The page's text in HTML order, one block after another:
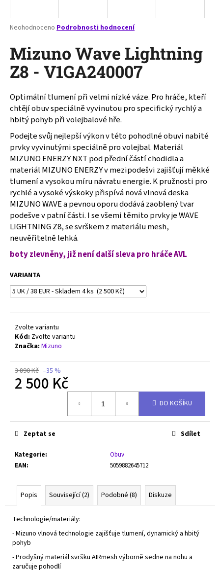
Průměrné
produktu
je
0,0
z
hvězdiček.
Neohodnoceno Podrobnosti hodnocení
Mizuno Wave Lightning
Z8 - V1GA240007
Optimální tlumení při velmi nízké váze. Pro hráče, kteří
chtějí obuv speciálně vyvinutou pro specifický rychlý a
hbitý pohyb při volejbalové hře.
Podejte svůj nejlepší výkon v této pohodlné obuvi nabité
prvky vyvinutými speciálně pro volejbal. Materiál
MIZUNO ENERZY NXT pod přední částí chodidla a
materiál MIZUNO ENERZY v mezipodešvi zajišťují měkké
tlumení a vysokou míru návratu energie. K pružnosti pro
rychlé a vysoké výskoky přispívá nová vlnová deska
MIZUNO WAVE a pevnou oporu dodává zaoblený tvar
podešve v patní části. I se všemi těmito prvky je WAVE
LIGHTNING Z8, se svrškem z materiálu mesh,
neuvěřitelně lehká.
boty zlevněny, již není další sleva pro hráče AVL
VARIANTA
Zvolte variantu
Kód: Zvolte variantu
Značka: Mizuno
3 890 Kč –35 %
2 500 Kč
DO KOŠÍKU
Kategorie:
Obuv
EAN: 5059882645712
Zeptat se Sdílet
Popis Související (2) Podobné (8) Diskuze
Technologie/materiály:
- Mizuno vlnová technologie zajišťuje tlumení, dynamický a hbitý
pohyb
- Prodyšný materiál svršku AIRmesh výborně sedne na nohu a
zaručuje pohodlí
j
t
?
HLEDAT
D
o
p
o
r
u
č
u
j
e
e
WAVE
RIDER
29
J1GC250352
2
690
Kč
Původně: